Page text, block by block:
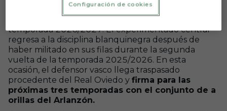
Oier Luengo (Amorebieta, 11/11/1997) se convierte
en el tercer refuerzo del Burgos CF de cara a la
temporada 2026/2027. El experimentado central
regresa a la disciplina blanquinegra después de
haber militado en sus filas durante la segunda
vuelta de la temporada 2025/2026. En esta
ocasión, el defensor vasco llega traspasado
procedente del Real Oviedo y firma para las
próximas tres temporadas con el conjunto de a
orillas del Arlanzón.
Configuración de cookies